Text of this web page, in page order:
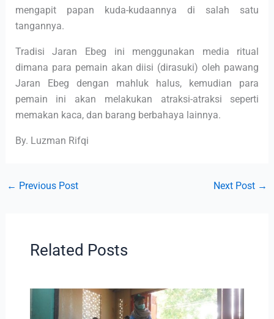
mengapit papan kuda-kudaannya di salah satu
tangannya.
Tradisi Jaran Ebeg ini menggunakan media ritual
dimana para pemain akan diisi (dirasuki) oleh pawang
Jaran Ebeg dengan mahluk halus, kemudian para
pemain ini akan melakukan atraksi-atraksi seperti
memakan kaca, dan barang berbahaya lainnya.
By. Luzman Rifqi
← Previous Post Next Post →
Related Posts